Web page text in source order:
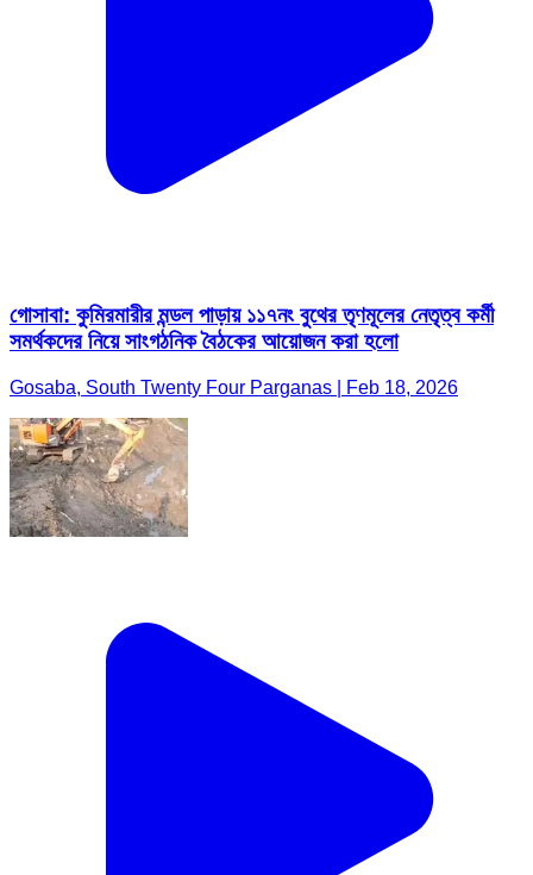
গোসাবা: কুমিরমারীর মন্ডল পাড়ায় ১১৭নং বুথের তৃণমূলের নেতৃত্ব কর্মী
সমর্থকদের নিয়ে সাংগঠনিক বৈঠকের আয়োজন করা হলো
Gosaba, South Twenty Four Parganas | Feb 18, 2026